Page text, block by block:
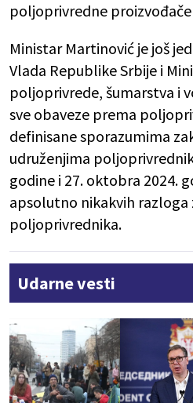
poljoprivredne proizvođače
Ministar Martinović je još
Vlada Republike Srbije i
poljoprivrede, šumarstva i
sve obaveze prema
definisane sporazumima
udruženjima
godine i 27. oktobra 2024.
apsolutno nikakvih
poljoprivrednika.
Udarne vesti